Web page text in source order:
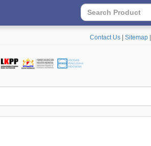
Contact Us Sitemap